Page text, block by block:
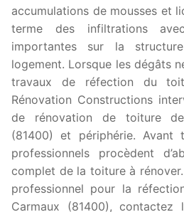
accumulations de mousses et
terme des infiltrations
importantes sur la
logement. Lorsque les dégâts
travaux de réfection du toit
Rénovation Constructions
de rénovation de toiture
(81400) et périphérie. Avant
professionnels procèdent
complet de la toiture à
professionnel pour la
Carmaux (81400), contactez